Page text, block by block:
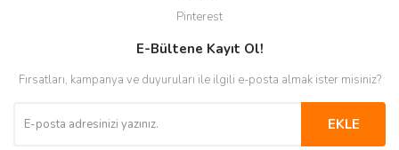
Pinterest
E-Bültene Kayıt Ol!
Fırsatları, kampanya ve duyuruları ile ilgili e-posta almak ister misiniz?
EKLE